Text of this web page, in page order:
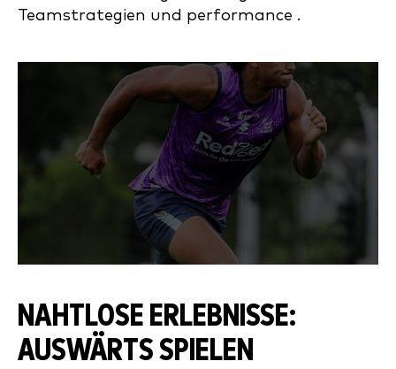
Teamstrategien und performance .
NAHTLOSE ERLEBNISSE:
AUSWÄRTS SPIELEN